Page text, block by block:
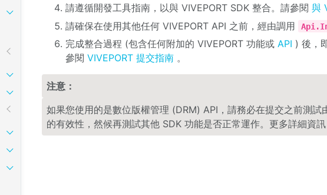
請遵循開發工具指南，以與 VIVEPORT SDK 整合。請參閱 與
請確保在使用其他任何 VIVEPORT API 之前，經由調用
完成整合過程 (包含任何附加的 VIVEPORT 功能或 API ) 後，
參閱 VIVEPORT 提交指南 。
注意：
如果您使用的是數位版權管理 (DRM) API，請務必在提交之前測
的有效性，然候再測試其他 SDK 功能是否正常運作。更多詳細資